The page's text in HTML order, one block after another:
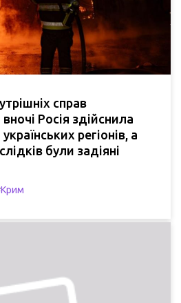
справ
Росія здійснила
регіонів, а
були задіяні
Крим